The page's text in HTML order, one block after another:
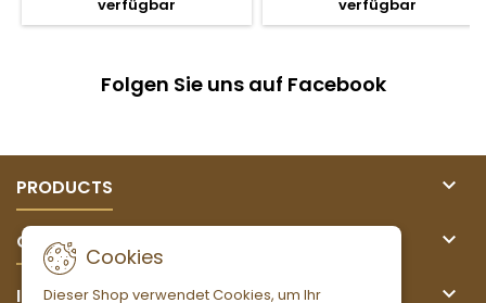
verfügbar
verfügbar
Folgen Sie uns auf Facebook
PRODUCTS 
OUR COMPANY 
IHR KONTO 
Cookies
Dieser Shop verwendet Cookies, um Ihr